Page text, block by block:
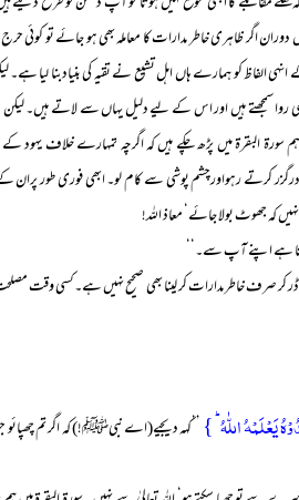
دوران اگر ظاہری خاطر مدارات کا معاملہ بھی ہو جائے تو کوئی
انہی الفاظ کو ہمارے ہاں اہل تشیع نے تقیہ کی بنیادبنا لیا
بھی روا سمجھتے ہیں اور اس کے لیے دلیل یہاں سے لاتے ہیں۔
البقرۃ میں پڑھ چکے ہیں کہ اگرچہ تمہارے خلاف یہود
کرتے رہواورچشم پوشی سے کام لو۔ ابھی فوری طور پران
کہ جھوٹ بولا جائے‘ معاذ اللہ!
ہے اپنے آپ سے۔‘‘
صرف خاطر مدارات کر لینا بھی صحیح نہیں ہے۔کسی وقت مصلحت
یَعۡلَمۡہُ اللّٰہُ ؕ } ’’کہہ دیجیے(اے نبیﷺ!) کہ اگر تم